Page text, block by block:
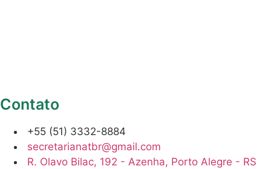
Contato
+55 (51) 3332-8884
secretarianatbr@gmail.com
R. Olavo Bilac, 192 - Azenha, Porto Alegre - RS